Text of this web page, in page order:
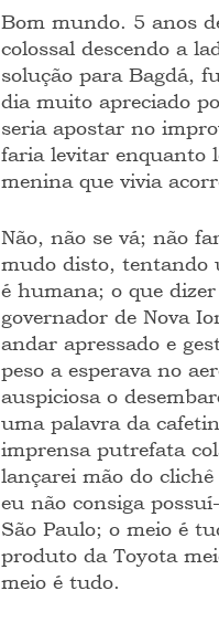
Bom mundo. 5 anos
colossal descendo a
solução para Bagdá,
dia muito apreciado
seria apostar no
faria levitar enquanto
menina que vivia
Não, não se vá; não
mudo disto, tentando
é humana; o que
governador de Nova
andar apressado e
peso a esperava no
auspiciosa o
uma palavra da
imprensa putrefata
lançarei mão do
eu não consiga
São Paulo; o meio é
produto da Toyota
meio é tudo.